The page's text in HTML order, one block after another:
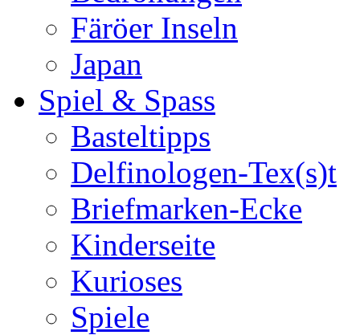
Färöer Inseln
Japan
Spiel & Spass
Basteltipps
Delfinologen-Tex(s)t
Briefmarken-Ecke
Kinderseite
Kurioses
Spiele